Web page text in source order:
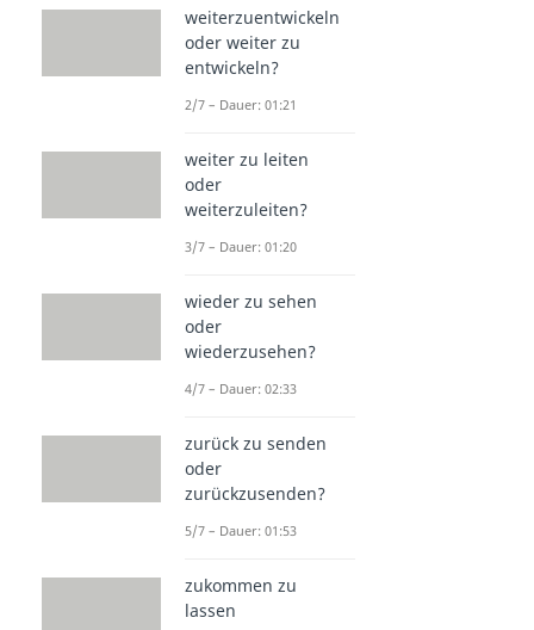
weiterzuentwickeln
oder weiter zu
entwickeln?
2/7 – Dauer: 01:21
weiter zu leiten
oder
weiterzuleiten?
3/7 – Dauer: 01:20
wieder zu sehen
oder
wiederzusehen?
4/7 – Dauer: 02:33
zurück zu senden
oder
zurückzusenden?
5/7 – Dauer: 01:53
zukommen zu
lassen